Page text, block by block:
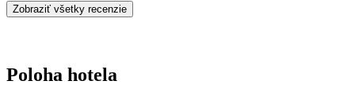
Zobraziť všetky recenzie
Poloha hotela